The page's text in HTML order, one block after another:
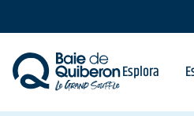
content
Esplora